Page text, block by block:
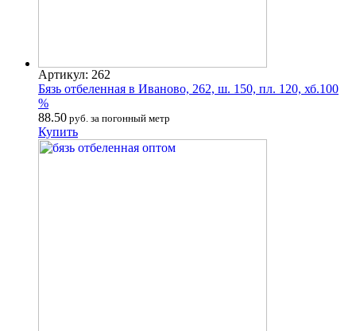
Артикул: 262
Бязь отбеленная в Иваново, 262, ш. 150, пл. 120, хб.100
%
88.50 руб. за погонный метр
Купить